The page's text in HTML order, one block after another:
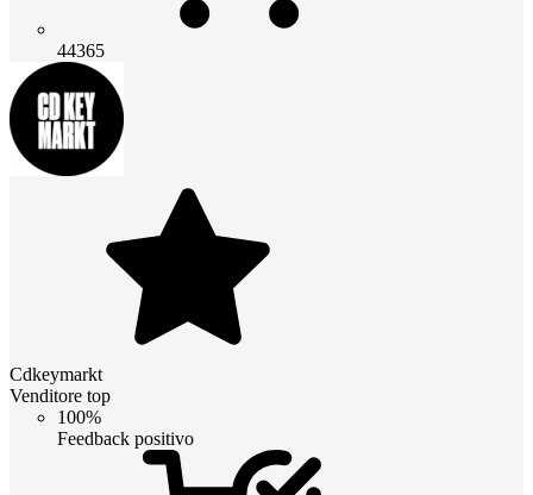
44365
Cdkeymarkt
Venditore top
100%
Feedback positivo